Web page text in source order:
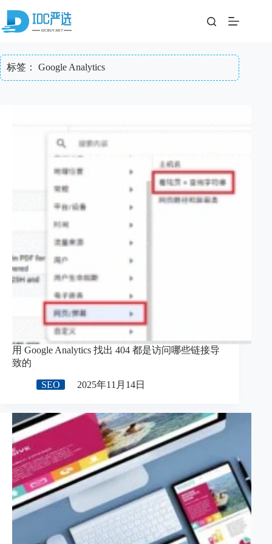
内
标签： Google Analytics
用 Google Analytics 找出 404 都是访问哪些链接导
致的
SEO 2025年11月14日